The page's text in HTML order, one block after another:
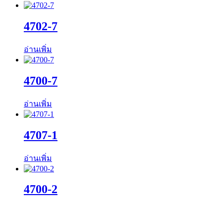
4702-7
อ่านเพิ่ม
4700-7
อ่านเพิ่ม
4707-1
อ่านเพิ่ม
4700-2